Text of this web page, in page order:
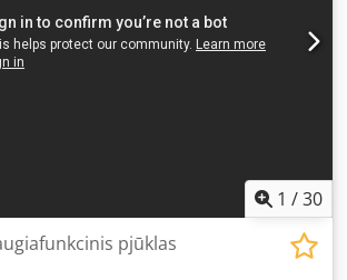
1,5 kW - pagrindinis variklis 55 kW -
(ilgis/plotis/aukštis) 1700x1400x1900 mm
kg PRIVALUMAI – pagaminta Lenkijoje –
1 /30
pjūklas